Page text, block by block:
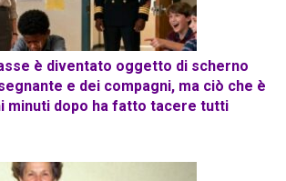
è diventato oggetto di scherno
e dei compagni, ma ciò che è
minuti dopo ha fatto tacere tutti